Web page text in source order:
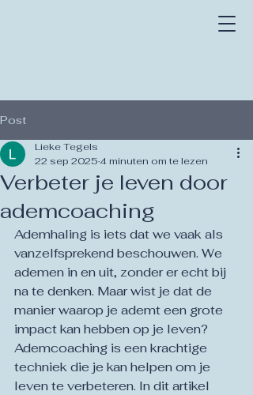
Post
Verbeter je leven door
ademcoaching
Lieke Tegels
22 sep 2025 4 minuten om te lezen
Ademhaling is iets dat we vaak als
vanzelfsprekend beschouwen. We
ademen in en uit, zonder er echt bij
na te denken. Maar wist je dat de
manier waarop je ademt een grote
impact kan hebben op je leven?
Ademcoaching is een krachtige
techniek die je kan helpen om je
leven te verbeteren. In dit artikel